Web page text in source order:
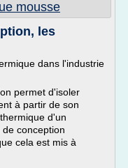
mousse
les
dans l'industrie
permet d'isoler
à partir de son
d'un
conception
cela est mis à